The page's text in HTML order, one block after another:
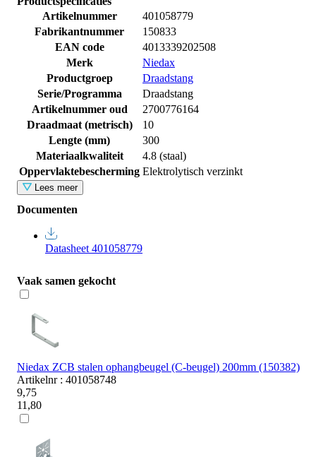
Artikelnummer
401058779
Fabrikantnummer
150833
EAN code
4013339202508
Merk
Niedax
Productgroep
Draadstang
Serie/Programma
Draadstang
Artikelnummer oud
2700776164
Draadmaat (metrisch)
10
Lengte (mm)
300
Materiaalkwaliteit
4.8 (staal)
Oppervlaktebescherming Elektrolytisch verzinkt
Lees meer
Documenten
Datasheet 401058779
Vaak samen gekocht
Niedax ZCB stalen ophangbeugel (C-beugel) 200mm (150382)
Artikelnr : 401058748
9,75
11,80